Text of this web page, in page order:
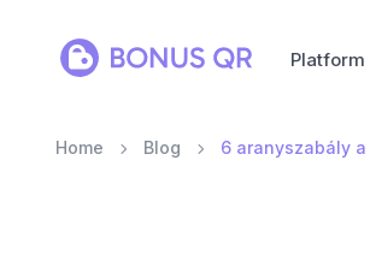
Platform
Home Blog 6 aranyszabály